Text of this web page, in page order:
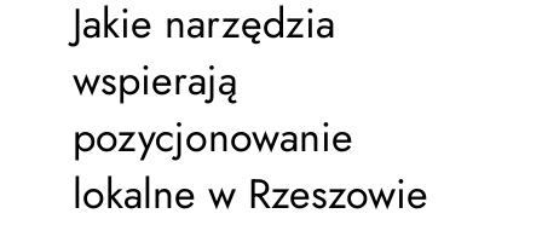
Jakie narzędzia
wspierają
pozycjonowanie
lokalne w Rzeszowie